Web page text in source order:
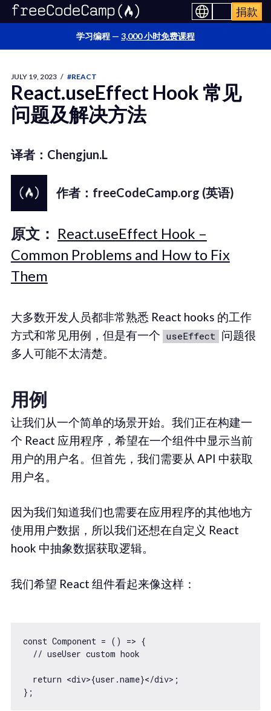
捐款
学习编程 — 3,000 小时免费课程
JULY 19, 2023 / #REACT
React.useEffect Hook 常见
问题及解决方法
译者：Chengjun.L
作者：freeCodeCamp.org (英语)
原文： React.useEffect Hook –
Common Problems and How to Fix
Them
大多数开发人员都非常熟悉 React hooks 的工作
方式和常见用例，但是有一个 useEffect 问题很
多人可能不太清楚。
用例
让我们从一个简单的场景开始。我们正在构建一
个 React 应用程序，希望在一个组件中显示当前
用户的用户名。但首先，我们需要从 API 中获取
用户名。
因为我们知道我们也需要在应用程序的其他地方
使用用户数据，所以我们还想在自定义 React
hook 中抽象数据获取逻辑。
我们希望 React 组件看起来像这样：
const Component = () => {
  // useUser custom hook
  return <div>{user.name}</div>;